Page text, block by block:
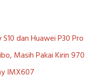
dan Huawei P30 Pro
Masih Pakai Kirin 970
IMX607